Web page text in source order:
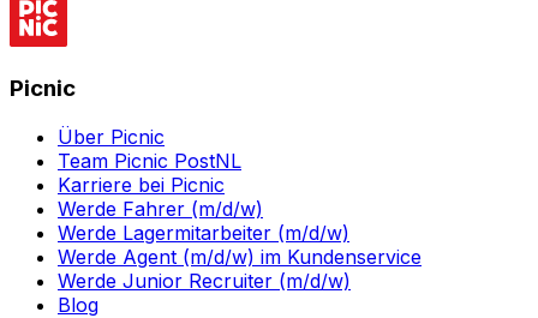
Picnic
Über Picnic
Team Picnic PostNL
Karriere bei Picnic
Werde Fahrer (m/d/w)
Werde Lagermitarbeiter (m/d/w)
Werde Agent (m/d/w) im Kundenservice
Werde Junior Recruiter (m/d/w)
Blog